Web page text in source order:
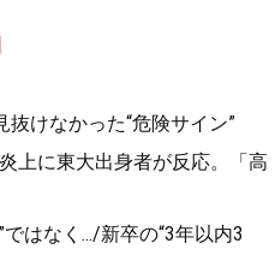
けなかった“危険サイン”
上に東大出身者が反応。「高
はなく.../新卒の“3年以内3